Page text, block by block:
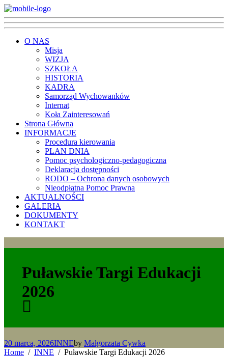
O NAS
Misja
WIZJA
SZKOŁA
HISTORIA
KADRA
Samorząd Wychowanków
Internat
Koła Zainteresowań
Strona Główna
INFORMACJE
Procedura kierowania
PLAN DNIA
Pomoc psychologiczno-pedagogiczna
Deklaracja dostępności
RODO – Ochrona danych osobowych
Nieodpłatna Pomoc Prawna
AKTUALNOŚCI
GALERIA
DOKUMENTY
KONTAKT
Puławskie Targi Edukacji
2026
20 marca, 2026INNEby Małgorzata Cywka
Home
INNE Puławskie Targi Edukacji 2026